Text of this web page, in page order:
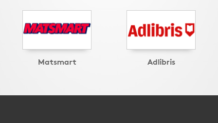
Matsmart Adlibris